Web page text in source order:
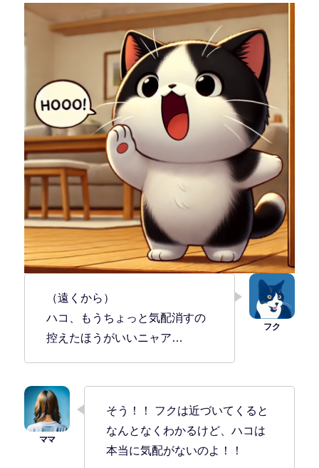
（遠くから）
ハコ、もうちょっと気配消すの
控えたほうがいいニャア…
そう！！ フクは近づいてくると
なんとなくわかるけど、ハコは
本当に気配がないのよ！！